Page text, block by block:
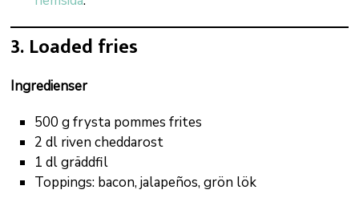
3. Loaded fries
Ingredienser
500 g frysta pommes frites
2 dl riven cheddarost
1 dl gräddfil
Toppings: bacon, jalapeños, grön lök